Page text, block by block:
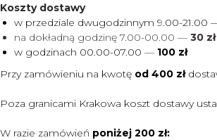
Koszty dostawy
w przedziale dwugodzinnym 9.00-21.00
na dokładną godzinę 7.00-00.00 — 30 zł
w godzinach 00.00-07.00 — 100 zł
Przy zamówieniu na kwotę od 400 zł
Poza granicami Krakowa koszt dostawy
W razie zamówień poniżej 200 zł: